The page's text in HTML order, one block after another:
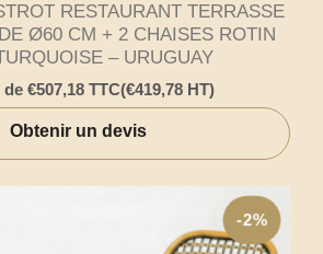
RESTAURANT TERRASSE
Ø60 CM + 2 CHAISES ROTIN
– URUGUAY
de €507,18TTC(€419,78HT)
Obtenir un devis
-2%